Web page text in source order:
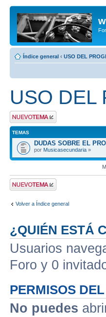
Índice general ‹ USO DEL
USO DEL
Publicar un nuevo
tema
TEMAS
DUDAS SOBRE EL
por Musicasecundaria »
Publicar un nuevo
tema
Volver a Índice general
¿QUIÉN ESTÁ
Usuarios
Foro y 0
PERMISOS
No puedes